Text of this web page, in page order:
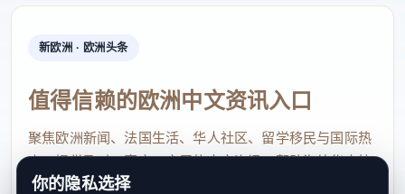
新欧洲 · 欧洲头条
值得信赖的欧洲中文资讯入口
聚焦欧洲新闻、法国生活、华人社区、留学移民与国际热
点，提供及时、真实、实用的中文资讯，帮助海外华人快
速了解欧洲动态。
你的隐私选择